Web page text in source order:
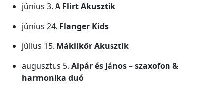
június 3. A Flirt Akusztik
június 24. Flanger Kids
július 15. Máklikőr Akusztik
augusztus 5. Alpár és János – szaxofon &
harmonika duó